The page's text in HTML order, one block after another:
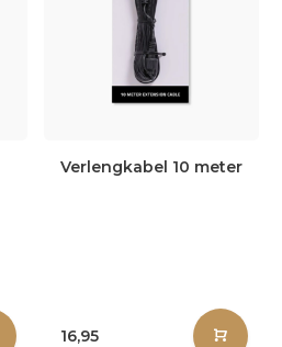
Verlengkabel 10 meter
16,95